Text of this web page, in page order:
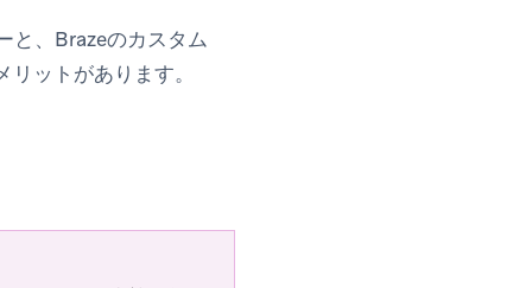
と、Brazeのカスタム
ットがあります。